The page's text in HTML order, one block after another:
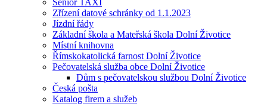
Senior TAXI
Zřízení datové schránky od 1.1.2023
Jízdní řády
Základní škola a Mateřská škola Dolní Životice
Místní knihovna
Římskokatolická farnost Dolní Životice
Pečovatelská služba obce Dolní Životice
Dům s pečovatelskou službou Dolní Životice
Česká pošta
Katalog firem a služeb